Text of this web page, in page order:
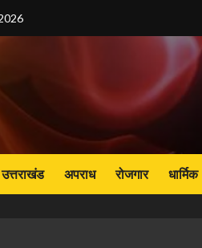
उत्तराखंड अपराध रोजगार धार्मिक